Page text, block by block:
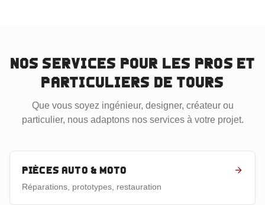
Nos services pour les pros et
particuliers de Tours
Que vous soyez ingénieur, designer, créateur ou
particulier, nous adaptons nos services à votre projet.
Pièces auto & moto
Réparations, prototypes, restauration